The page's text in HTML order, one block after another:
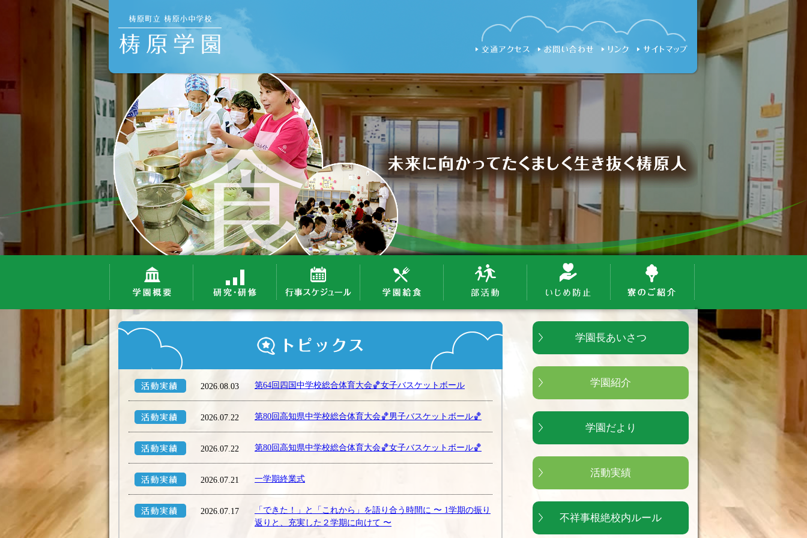
2026.08.03 第64回四国中学校総合体育大会🏀女子バスケットボール
2026.07.22 第80回高知県中学校総合体育大会🏀男子バスケットボール🏀
2026.07.22 第80回高知県中学校総合体育大会🏀女子バスケットボール🏀
2026.07.21 一学期終業式
2026.07.17
「できた！」と「これから」を語り合う時間に 〜 1学期の振り
返りと、充実した２学期に向けて 〜
学園長あいさつ
学園紹介
学園だより
活動実績
不祥事根絶校内ルール